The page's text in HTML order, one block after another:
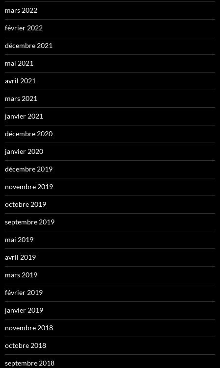
mars 2022
février 2022
décembre 2021
mai 2021
avril 2021
mars 2021
janvier 2021
décembre 2020
janvier 2020
décembre 2019
novembre 2019
octobre 2019
septembre 2019
mai 2019
avril 2019
mars 2019
février 2019
janvier 2019
novembre 2018
octobre 2018
septembre 2018